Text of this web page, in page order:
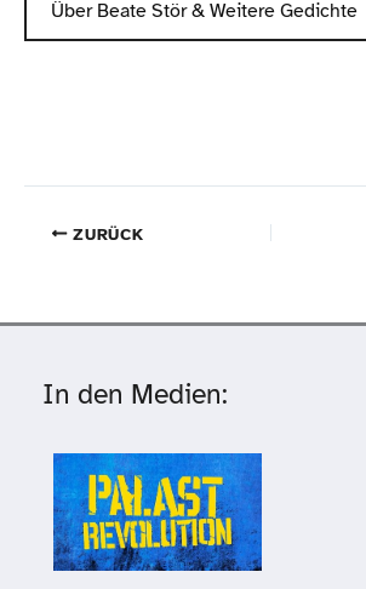
Über Beate Stör & Weitere Gedichte
ZURÜCK
In den Medien: